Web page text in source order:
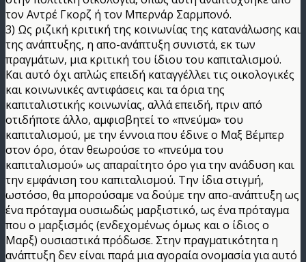
τον Αντρέ Γκορζ ή τον Μπερνάρ Σαρμπονό.
3) Ως ριζική κριτική της κοινωνίας της κατανάλωσης και
της ανάπτυξης, η απο-ανάπτυξη συνιστά, εκ των
πραγμάτων, μια κριτική του ίδιου του καπιταλισμού.
Και αυτό όχι απλώς επειδή καταγγέλλει τις οικολογικές
και κοινωνικές αντιφάσεις και τα όρια της
καπιταλιστικής κοινωνίας, αλλά επειδή, πριν από
οτιδήποτε άλλο, αμφισβητεί το «πνεύμα» του
καπιταλισμού, με την έννοια που έδινε ο Μαξ Βέμπερ
στον όρο, όταν θεωρούσε το «πνεύμα του
καπιταλισμού» ως απαραίτητο όρο για την ανάδυση και
την εμφάνιση του καπιταλισμού. Την ίδια στιγμή,
ωστόσο, θα μπορούσαμε να δούμε την απο-ανάπτυξη ως
ένα πρόταγμα ουσιωδώς μαρξιστικό, ως ένα πρόταγμα
που ο μαρξισμός (ενδεχομένως όμως και ο ίδιος ο
Μαρξ) ουσιαστικά πρόδωσε. Στην πραγματικότητα η
ανάπτυξη δεν είναι παρά μια αγοραία ονομασία για αυτό